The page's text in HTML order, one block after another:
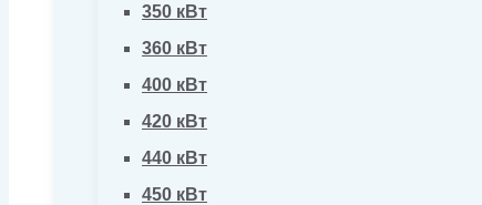
350 кВт
360 кВт
400 кВт
420 кВт
440 кВт
450 кВт